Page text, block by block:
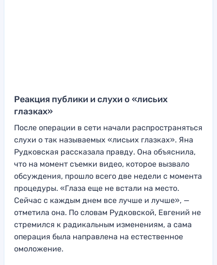
Реакция публики и слухи о «лисьих
глазках»
После операции в сети начали распространяться
слухи о так называемых «лисьих глазках». Яна
Рудковская рассказала правду. Она объяснила,
что на момент съемки видео, которое вызвало
обсуждения, прошло всего две недели с момента
процедуры. «Глаза еще не встали на место.
Сейчас с каждым днем все лучше и лучше», —
отметила она. По словам Рудковской, Евгений не
стремился к радикальным изменениям, а сама
операция была направлена на естественное
омоложение.